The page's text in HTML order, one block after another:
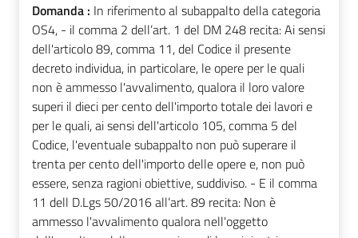
Domanda : In riferimento al subappalto della categoria
OS4, - il comma 2 dell’art. 1 del DM 248 recita: Ai sensi
dell'articolo 89, comma 11, del Codice il presente
decreto individua, in particolare, le opere per le quali
non è ammesso l'avvalimento, qualora il loro valore
superi il dieci per cento dell'importo totale dei lavori e
per le quali, ai sensi dell'articolo 105, comma 5 del
Codice, l'eventuale subappalto non può superare il
trenta per cento dell'importo delle opere e, non può
essere, senza ragioni obiettive, suddiviso. - E il comma
11 dell D.Lgs 50/2016 all’art. 89 recita: Non è
ammesso l'avvalimento qualora nell'oggetto